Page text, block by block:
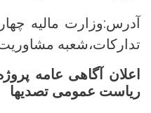
آدرس:وزارت مالیه
تدارکات،شعبه
اعلان آگاهی عامه
ریاست عمومی تصدیها